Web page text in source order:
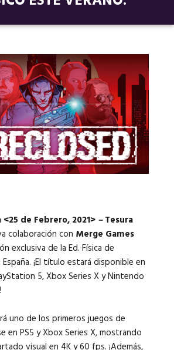
de Febrero, 2021>– Tesura
colaboración con Merge Games
exclusiva de la Ed. Física de
¡El título estará disponible en
5, Xbox Series X y Nintendo
uno de los primeros juegos de
en PS5 y Xbox Series X, mostrando
visual en 4K y 60 fps. ¡Además,
redes:
Idiomas: